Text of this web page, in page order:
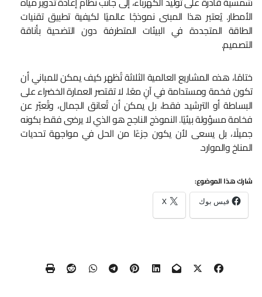
الأمطار. يُعتبر هذا المبنى نموذجًا عالميًا لكيفية تطبيق تقنيات
الطاقة المتجددة في البيئات المتطرفة دون التضحية بأناقة
التصميم.
ختامًا، هذه المشاريع العالمية الثلاثة تُظهر كيف يمكن للمباني أن
تكون فخمة ومستدامة في آنٍ معًا. لا تقتصر العمارة الخضراء على
البساطة أو الترشيد فقط، بل يمكن أن تُعانق الجمال، وتُعبّر عن
فخامة مسؤولة بيئيًا. النموذج الناجح هو الذي لا يرضى فقط بكونه
جميلًا، بل يسعى لأن يكون جزءًا من الحل في مواجهة تحديات
المناخ والموارد.
شارك هذا الموضوع:
فيس بوك X